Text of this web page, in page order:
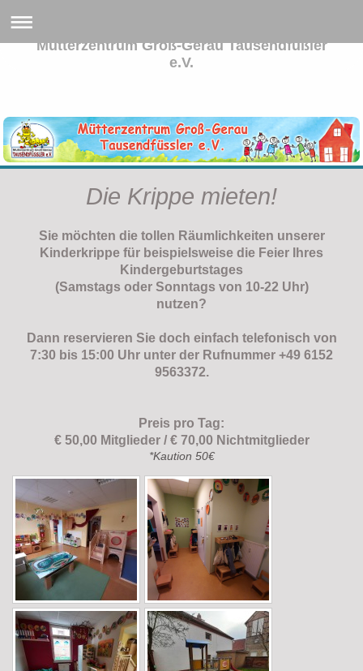
Mütterzentrum Groß-Gerau Tausendfüßler
e.V.
Die Krippe mieten!
Sie möchten die tollen Räumlichkeiten unserer
Kinderkrippe für beispielsweise die Feier Ihres
Kindergeburtstages
(Samstags oder Sonntags von 10-22 Uhr)
nutzen?
Dann reservieren Sie doch einfach telefonisch von
7:30 bis 15:00 Uhr unter der Rufnummer +49 6152
9563372.
Preis pro Tag:
€ 50,00 Mitglieder / € 70,00 Nichtmitglieder
*Kaution 50€